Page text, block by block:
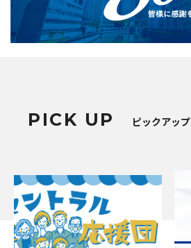
PICK UP ピックアップ